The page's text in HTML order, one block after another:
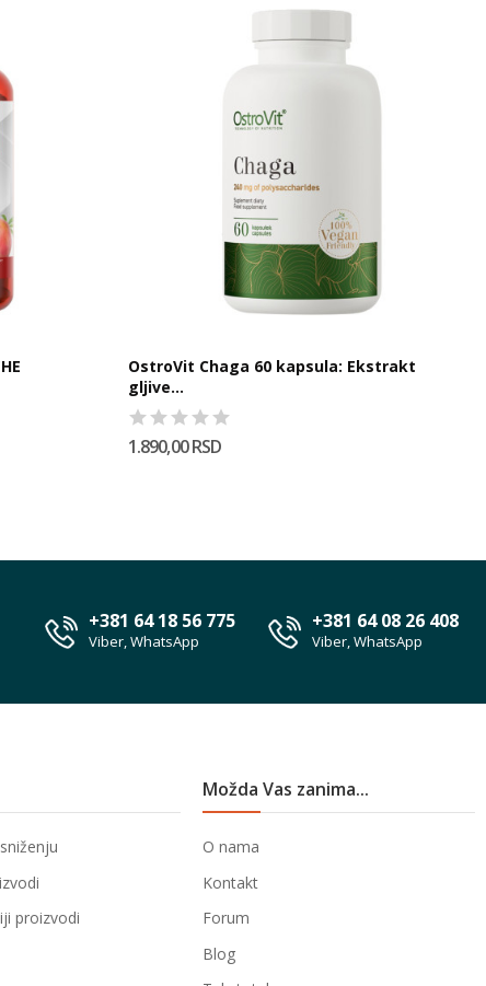
OstroVit Chaga 60 kapsula: Ekstrakt
gljive...
1.890,00 RSD
+381 64 18 56 775
Viber, WhatsApp
+381 64 08 26 408
Viber, WhatsApp
proizvodi
Možda Vas zanima...
O nama
Kontakt
Forum
Blog